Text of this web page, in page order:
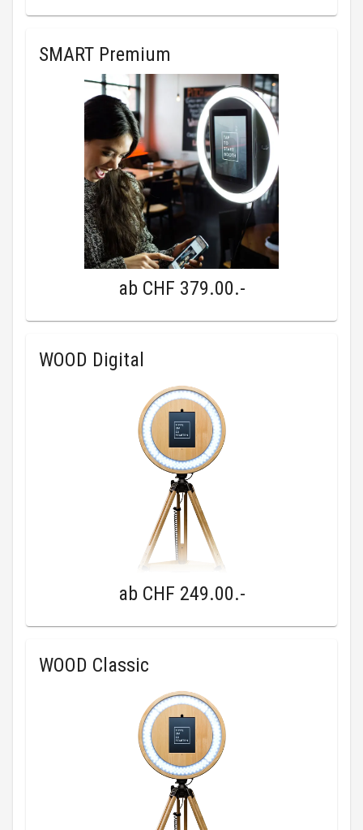
SMART Premium
ab CHF 379.00.-
WOOD Digital
ab CHF 249.00.-
WOOD Classic